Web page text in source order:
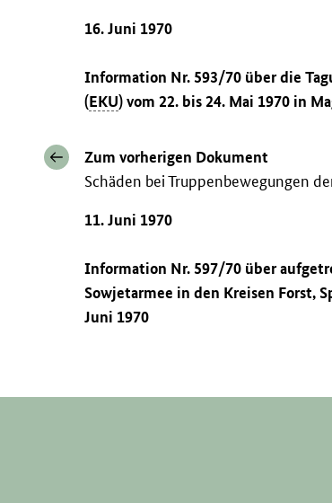
16. Juni 1970
Information Nr. 593/70 über die
(EKU) vom 22. bis 24. Mai 1970 in
Zum vorherigen Dokument
Schäden bei Truppenbewegungen
11. Juni 1970
Information Nr. 597/70 über
Sowjetarmee in den Kreisen Forst,
Juni 1970